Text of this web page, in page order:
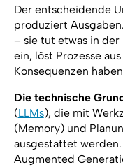
Der entscheidende
produziert
– sie tut etwas in der
ein, löst Prozesse
Konsequenzen
Die technische
(LLMs), die mit
(Memory) und
ausgestattet
Augmented